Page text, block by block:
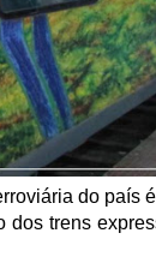
do país
trens